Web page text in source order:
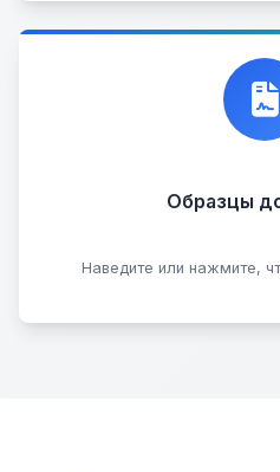
Образцы
Наведите или нажмите,
Договор
Скачать